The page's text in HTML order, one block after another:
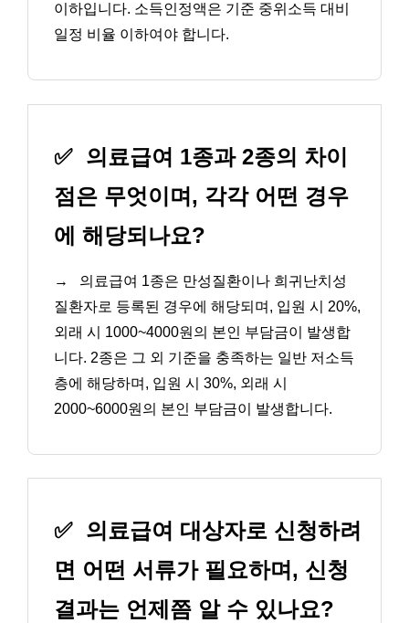
이하입니다. 소득인정액은 기준 중위소득 대비
일정 비율 이하여야 합니다.
✅ 의료급여 1종과 2종의 차이
점은 무엇이며, 각각 어떤 경우
에 해당되나요?
→
의료급여 1종은 만성질환이나 희귀난치성
질환자로 등록된 경우에 해당되며, 입원 시 20%,
외래 시 1000~4000원의 본인 부담금이 발생합
니다. 2종은 그 외 기준을 충족하는 일반 저소득
층에 해당하며, 입원 시 30%, 외래 시
2000~6000원의 본인 부담금이 발생합니다.
✅ 의료급여 대상자로 신청하려
면 어떤 서류가 필요하며, 신청
결과는 언제쯤 알 수 있나요?